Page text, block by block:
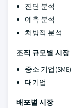
진단 분석
예측 분석
처방적 분석
조직 규모별 시장
중소 기업(SME)
대기업
배포별 시장